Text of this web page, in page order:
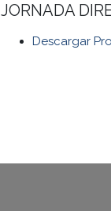
JORNADA
Descargar